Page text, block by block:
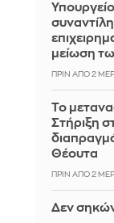
μείωση
ΠΡΙΝ ΑΠΌ 2
Το
Στήριξη
Θέουτα
ΠΡΙΝ ΑΠΌ 2
Δεν